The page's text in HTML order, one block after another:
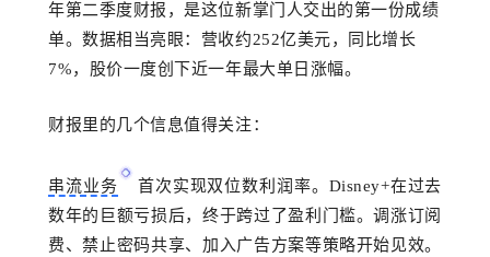
年第二季度财报，是这位新掌门人交出的第一份成绩
单。数据相当亮眼：营收约252亿美元，同比增长
7%，股价一度创下近一年最大单日涨幅。
财报里的几个信息值得关注：
串流业务 首次实现双位数利润率。 Disney+在过去
数年的巨额亏损后，终于跨过了盈利门槛。调涨订阅
费、禁止密码共享、加入广告方案等策略开始见效。